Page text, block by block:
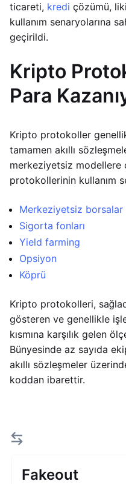
ticareti, kredi çözümü,
kullanım senaryolarına
geçirildi.
Kripto
Para
Kripto protokoller
tamamen akıllı
merkeziyetsiz modellere
protokollerinin kullanım
Merkeziyetsiz borsalar
Sigorta fonları
Yield farming
Opsiyon
Köprü
Kripto protokolleri,
gösteren ve genellikle
kısmına karşılık gelen
Bünyesinde az sayıda
akıllı sözleşmeler
koddan ibarettir.
Fakeout